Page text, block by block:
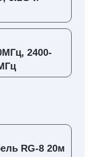
2400-
RG-8 20м